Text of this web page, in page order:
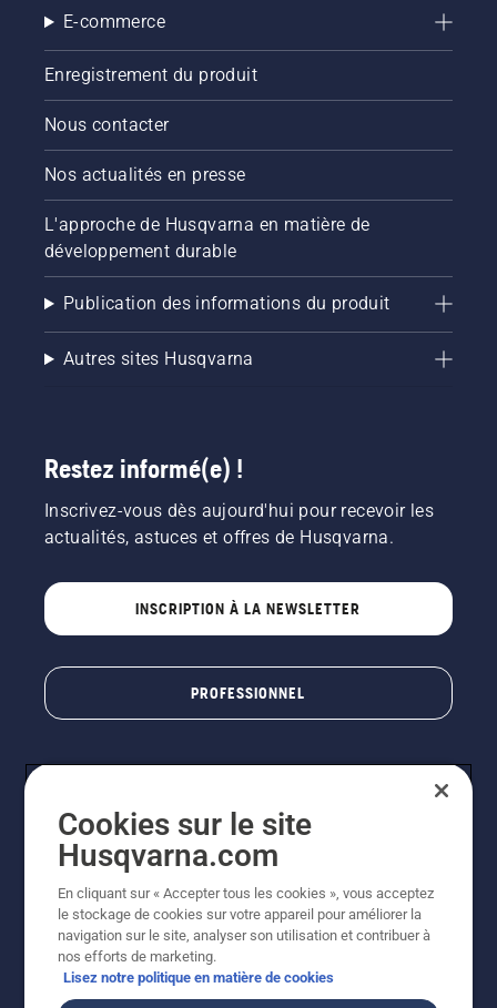
E-commerce
Enregistrement du produit
Nous contacter
Nos actualités en presse
L'approche de Husqvarna en matière de
développement durable
Publication des informations du produit
Autres sites Husqvarna
Restez informé(e) !
Inscrivez-vous dès aujourd'hui pour recevoir les
actualités, astuces et offres de Husqvarna.
INSCRIPTION À LA NEWSLETTER
PROFESSIONNEL
© Husqvarna AB (publ). Tous droits réservés. Les prix
indiqués sont des prix de vente conseillés. Photos non
contractuelles. Tous les prix indiqués sont des prix de
Cookies sur le site
Husqvarna.com
En cliquant sur « Accepter tous les cookies », vous acceptez
le stockage de cookies sur votre appareil pour améliorer la
navigation sur le site, analyser son utilisation et contribuer à
nos efforts de marketing.
Lisez notre politique en matière de cookies